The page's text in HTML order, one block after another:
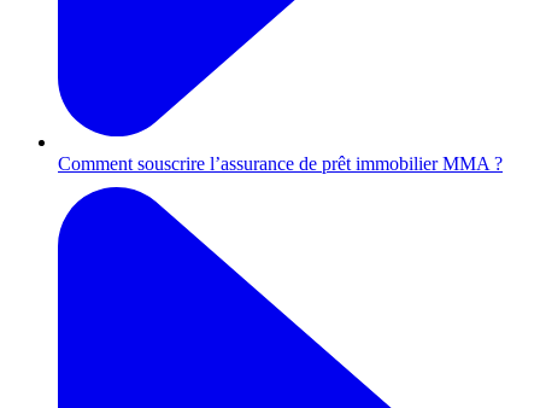
Comment souscrire l’assurance de prêt immobilier MMA ?